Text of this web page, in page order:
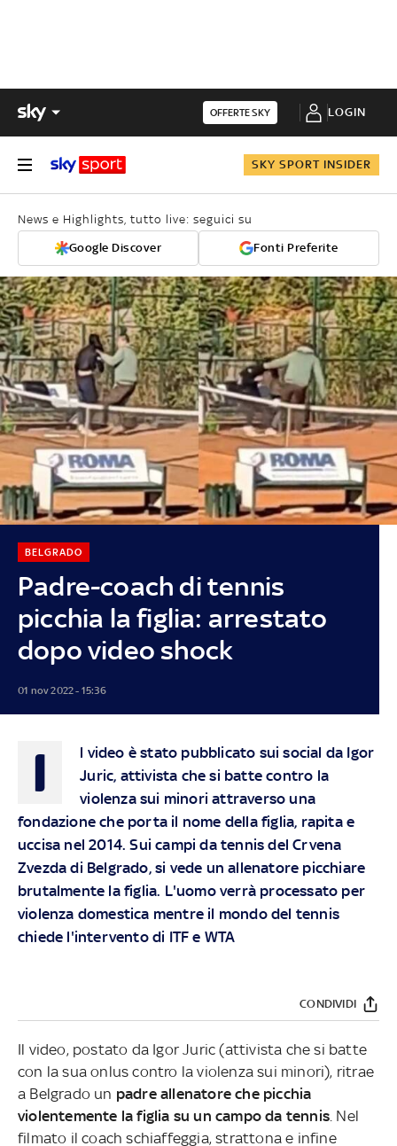
OFFERTE SKY LOGIN
SKY SPORT INSIDER
News e Highlights, tutto live: seguici su
Google Discover Fonti Preferite
Padre-coach di tennis
picchia la figlia: arrestato
dopo video shock
BELGRADO
01 nov 2022 - 15:36
I
l video è stato pubblicato sui social da Igor
Juric, attivista che si batte contro la
violenza sui minori attraverso una
fondazione che porta il nome della figlia, rapita e
uccisa nel 2014. Sui campi da tennis del Crvena
Zvezda di Belgrado, si vede un allenatore picchiare
brutalmente la figlia. L'uomo verrà processato per
violenza domestica mentre il mondo del tennis
chiede l'intervento di ITF e WTA
CONDIVIDI
Il video, postato da Igor Juric (attivista che si batte
con la sua onlus contro la violenza sui minori), ritrae
a Belgrado un padre allenatore che picchia
violentemente la figlia su un campo da tennis . Nel
filmato il coach schiaffeggia, strattona e infine